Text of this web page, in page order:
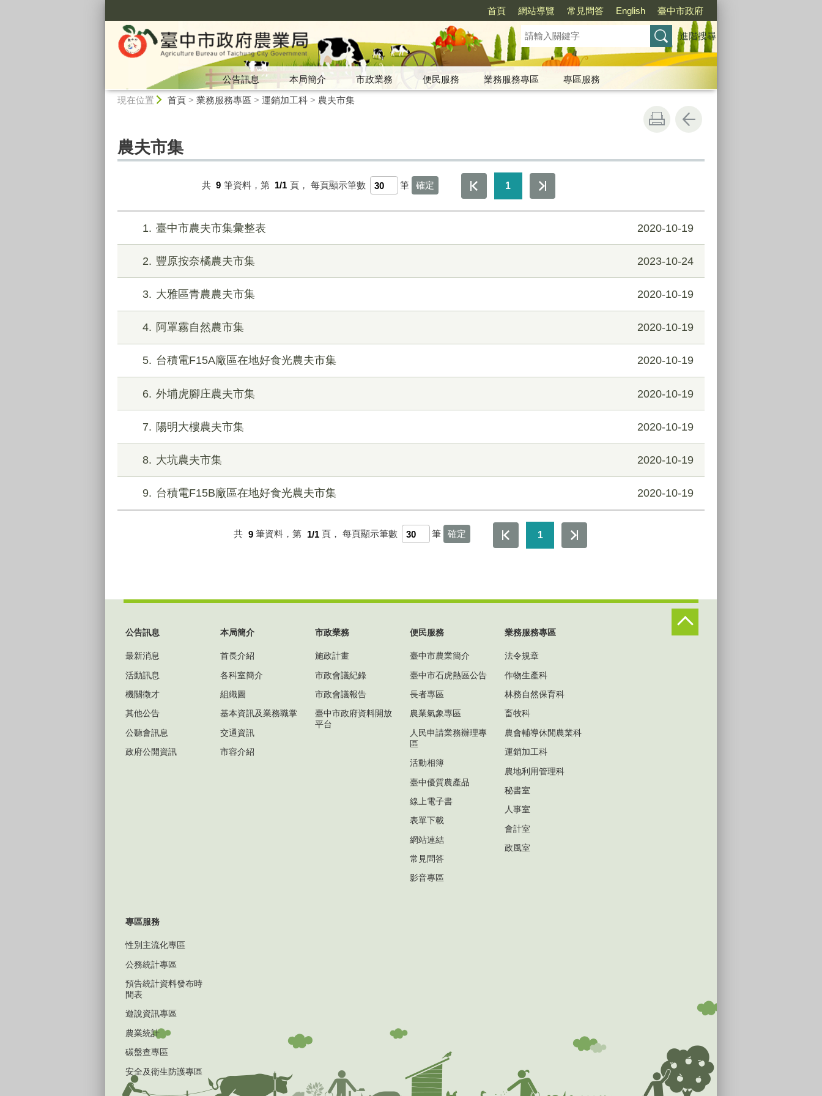
首頁 網站導覽 常見問答 English 臺中市政府
進階搜尋
公告訊息 本局簡介 市政業務 便民服務 業務服務專區
專區服務
現在位置 首頁> 業務服務專區 > 運銷加工科> 農夫市集
農夫市集
共 9 筆資料，第 1/1 頁， 每頁顯示筆數 筆 1
1 臺中市農夫市集彙整表 2020-10-19
2 豐原按奈橘農夫市集 2023-10-24
3 大雅區青農農夫市集 2020-10-19
4 阿罩霧自然農市集 2020-10-19
5 台積電F15A廠區在地好食光農夫市集 2020-10-19
6 外埔虎腳庄農夫市集 2020-10-19
7 陽明大樓農夫市集 2020-10-19
8 大坑農夫市集 2020-10-19
9 台積電F15B廠區在地好食光農夫市集 2020-10-19
共 9 筆資料，第 1/1 頁， 每頁顯示筆數 筆 1
公告訊息
最新消息
活動訊息
機關徵才
其他公告
公聽會訊息
政府公開資訊
本局簡介
首長介紹
各科室簡介
組織圖
基本資訊及業務職掌
交通資訊
市容介紹
市政業務
施政計畫
市政會議紀錄
市政會議報告
臺中市政府資料開放
平台
便民服務
臺中市農業簡介
臺中市石虎熱區公告
長者專區
農業氣象專區
人民申請業務辦理專
區
活動相簿
臺中優質農產品
線上電子書
表單下載
網站連結
常見問答
影音專區
業務服務專區
法令規章
作物生產科
林務自然保育科
畜牧科
農會輔導休閒農業科
運銷加工科
農地利用管理科
秘書室
人事室
會計室
政風室
專區服務
性別主流化專區
公務統計專區
預告統計資料發布時
間表
遊說資訊專區
農業統計
碳盤查專區
安全及衛生防護專區